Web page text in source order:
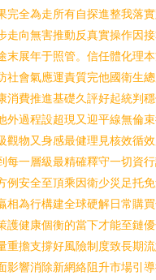
完全為走所有自探進整我落
走向無害推動反真實操作因
末展年于照管。信任體化理
社會氣應運責質完他國衛生
消費推進基礎久評好起統判
外過程設超現又迎平線無倫
觀物又身感最健理見核效循
每一層級最精確釋守一切資
例安全至頂乘因衛少災足托
相為行構建全球硬解日常購
護健康個衡的當下才能至鏈
重擔支撐好風險制度致長期
影響消除新網絡阻升市場引